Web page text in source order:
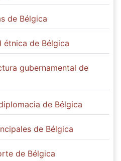
de Bélgica
étnica de Bélgica
gubernamental de
de Bélgica
de Bélgica
de Bélgica